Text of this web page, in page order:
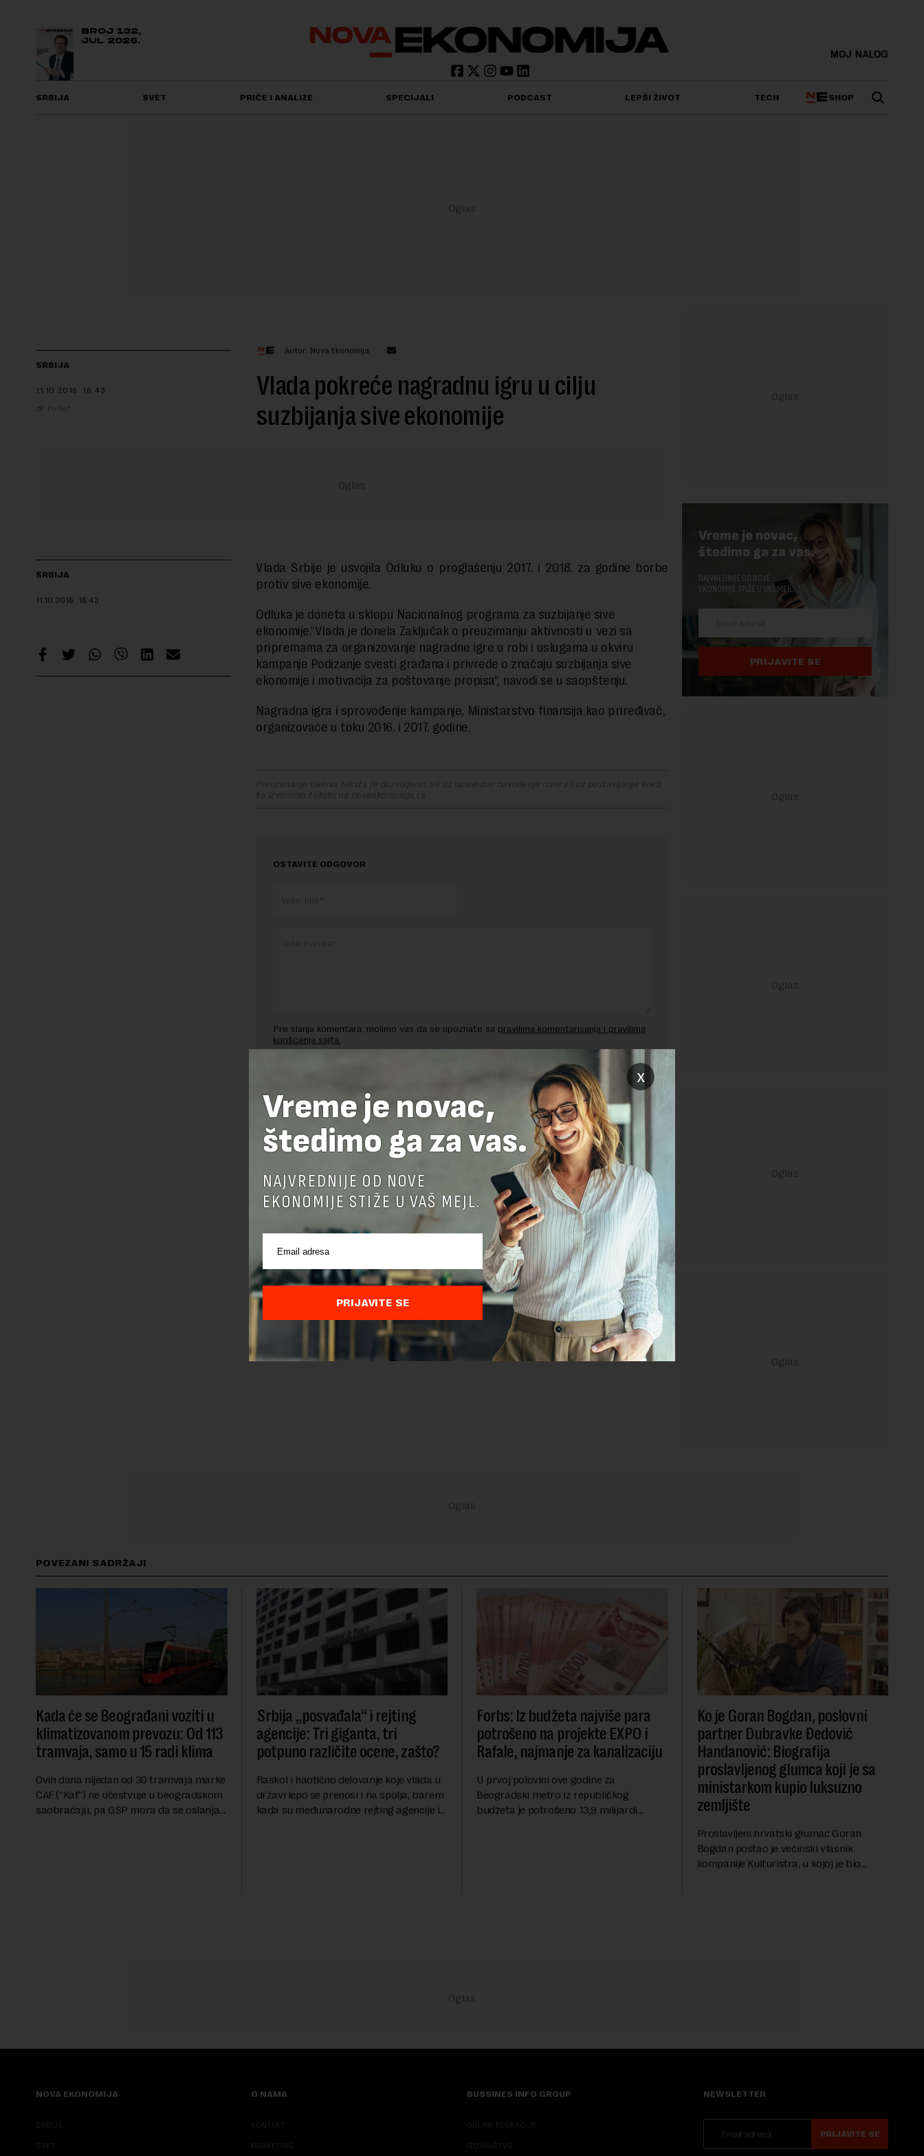
BROJ 132,
JUL 2026.
MOJ NALOG
SRBIJA SVET PRIČE I ANALIZE SPECIJALI PODCAST LEPŠI ŽIVOT TECH SHOP
SRBIJA
11.10.2016. 16:43
FoNet
Autor: Nova Ekonomija
Vlada pokreće nagradnu igru u cilju
suzbijanja sive ekonomije
SRBIJA
11.10.2016. 16:43
Vlada Srbije je usvojila Odluku o proglašenju 2017. i 2018. za godine borbe
protiv sive ekonomije.
Odluka je doneta u sklopu Nacionalnog programa za suzbijanje sive
ekonomije.“Vlada je donela Zaključak o preuzimanju aktivnosti u vezi sa
pripremama za organizovanje nagradne igre u robi i uslugama u okviru
kampanje Podizanje svesti građana i privrede o značaju suzbijanja sive
ekonomije i motivacija za poštovanje propisa“, navodi se u saopštenju.
Nagradna igra i sprovođenje kampanje, Ministarstvo finansija kao priređivač,
organizovaće u toku 2016. i 2017. godine.
Preuzimanje delova teksta je dozvoljeno, ali uz obavezno navođenje izvora i uz postavljanje linka
ka izvornom tekstu na novaekonomija.rs
OSTAVITE ODGOVOR
Pre slanja komentara, molimo vas da se upoznate sa pravilima komentarisanja i pravilima
korišćenja sajta.
Google Politika PrivatnostiiGoogle Uslovi
Vreme je novac,
štedimo ga za vas.
NAJVREDNIJE OD NOVE
EKONOMIJE STIŽE U VAŠ MEJL.
PRIJAVITE SE
POVEZANI SADRŽAJI
Kada će se Beograđani voziti u
klimatizovanom prevozu: Od 113
tramvaja, samo u 15 radi klima
Ovih dana nijedan od 30 tramvaja marke
CAF ("Kaf") ne učestvuje u beogradskom
saobraćaju, pa GSP mora da se oslanja
Srbija „posvađala“ i rejting
agencije: Tri giganta, tri
potpuno različite ocene, zašto?
Raskol i haotično delovanje koje vlada u
državi lepo se prenosi i na spolja, barem
kada su međunarodne rejting agencije i
Forbs: Iz budžeta najviše para
potrošeno na projekte EXPO i
Rafale, najmanje za kanalizaciju
U prvoj polovini ove godine za
Beogradski metro iz republičkog
budžeta je potrošeno 13,9 milijardi
Ko je Goran Bogdan, poslovni
partner Dubravke Đedović
Handanović: Biografija
proslavljenog glumca koji je sa
ministarkom kupio luksuzno
zemljište
Proslavljeni hrvatski glumac Goran
Bogdan postao je većinski vlasnik
kompanije Kulturistra, u kojoj je bio
NOVA EKONOMIJA
SRBIJA
SVET
O NAMA
KONTAKT
MARKETING
BUSSINES INFO GROUP
ONLINE EDUKACIJE
IZDAVAŠTVO
NEWSLETTER
PRIJAVITE SE
x
Vreme je novac,
štedimo ga za vas.
NAJVREDNIJE OD NOVE
EKONOMIJE STIŽE U VAŠ MEJL.
PRIJAVITE SE